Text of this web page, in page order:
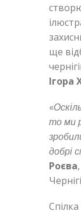
ще
Ігора
«
то ми
добрі
Роєва